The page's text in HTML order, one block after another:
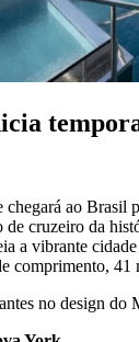
ao Brasil
cruzeiro da
a vibrante
comprimento,
no design do